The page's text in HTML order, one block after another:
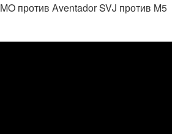
против Aventador SVJ против M5